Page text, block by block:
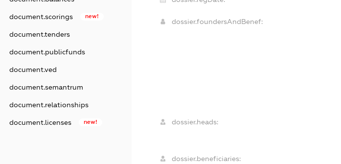
document.scorings new!
document.tenders
document.publicfunds
document.ved
document.semantrum
document.relationships
document.licenses new!
dossier.foundersAndBenef:
dossier.heads:
dossier.beneficiaries: